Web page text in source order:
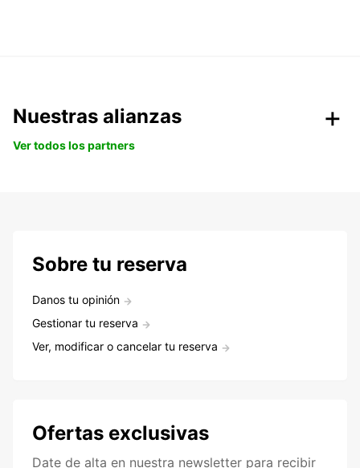
Nuestras alianzas
Ver todos los partners
Sobre tu reserva
Danos tu opinión
Gestionar tu reserva
Ver, modificar o cancelar tu reserva
Ofertas exclusivas
Date de alta en nuestra newsletter para recibir